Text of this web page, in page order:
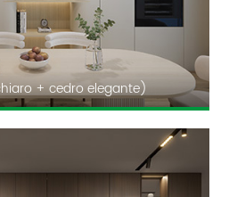
+ cedro elegante)